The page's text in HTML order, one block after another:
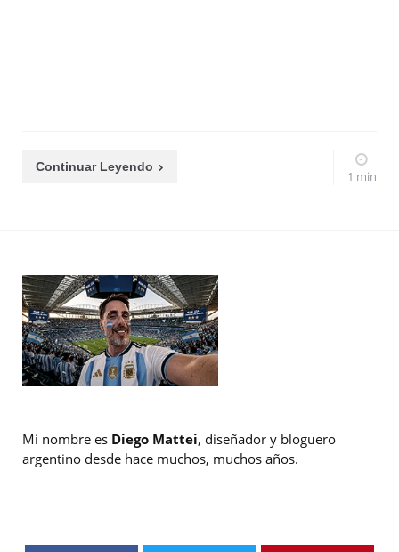
Continuar Leyendo
1 min
Mi nombre es Diego Mattei, diseñador y bloguero
argentino desde hace muchos, muchos años.